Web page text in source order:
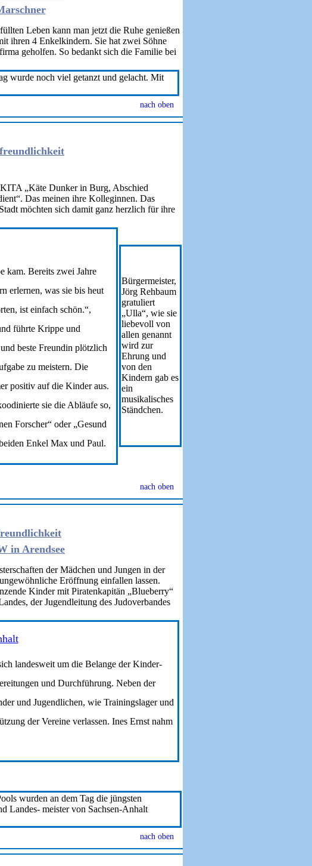
Leben kann man jetzt die Ruhe genießen
ihren 4 Enkelkindern. Sie hat zwei Söhne
geholfen. So bedankt sich die Familie bei
wurde noch viel getanzt und gelacht. Mit
nach oben
„Käte Dunker in Burg, Abschied
Das meinen ihre Kolleginnen. Das
möchten sich damit ganz herzlich für ihre
kam. Bereits zwei Jahre
erlernen, was sie bis heut
ist einfach schön.“,
führte Krippe und
beste Freundin plötzlich
zu meistern. Die
positiv auf die Kinder aus.
sie die Abläufe so,
Forscher“ oder „Gesund
Enkel Max und Paul.
Bürgermeister,
Jörg Rehbaum
gratuliert
„Ulla“, wie sie
liebevoll von
allen genannt
wird zur
Ehrung und
von den
Kindern gab es
ein
musikalisches
Ständchen.
nach oben
in Arendsee
der Mädchen und Jungen in der
Eröffnung einfallen lassen.
Kinder mit Piratenkapitän „Blueberry“
der Jugendleitung des Judoverbandes
landesweit um die Belange der Kinder-
und Durchführung. Neben der
und Jugendlichen, wie Trainingslager und
der Vereine verlassen. Ines Ernst nahm
wurden an dem Tag die jüngsten
Landes- meister von Sachsen-Anhalt
nach oben